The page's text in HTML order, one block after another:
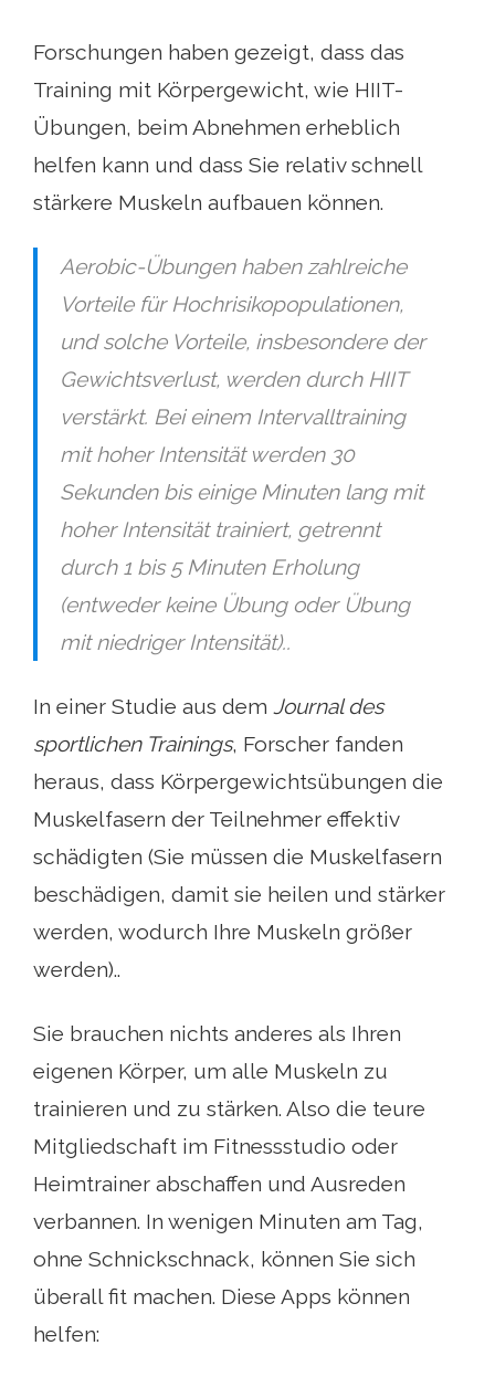
Forschungen haben gezeigt, dass das
Training mit Körpergewicht, wie HIIT-
Übungen, beim Abnehmen erheblich
helfen kann und dass Sie relativ schnell
stärkere Muskeln aufbauen können.
Aerobic-Übungen haben zahlreiche
Vorteile für Hochrisikopopulationen,
und solche Vorteile, insbesondere der
Gewichtsverlust, werden durch HIIT
verstärkt. Bei einem Intervalltraining
mit hoher Intensität werden 30
Sekunden bis einige Minuten lang mit
hoher Intensität trainiert, getrennt
durch 1 bis 5 Minuten Erholung
(entweder keine Übung oder Übung
mit niedriger Intensität)..
In einer Studie aus dem Journal des
sportlichen Trainings, Forscher fanden
heraus, dass Körpergewichtsübungen die
Muskelfasern der Teilnehmer effektiv
schädigten (Sie müssen die Muskelfasern
beschädigen, damit sie heilen und stärker
werden, wodurch Ihre Muskeln größer
werden)..
Sie brauchen nichts anderes als Ihren
eigenen Körper, um alle Muskeln zu
trainieren und zu stärken. Also die teure
Mitgliedschaft im Fitnessstudio oder
Heimtrainer abschaffen und Ausreden
verbannen. In wenigen Minuten am Tag,
ohne Schnickschnack, können Sie sich
überall fit machen. Diese Apps können
helfen: